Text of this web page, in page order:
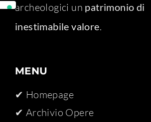
archeologici un patrimonio di
inestimabile valore.
MENU
✔ Homepage
✔ Archivio Opere​